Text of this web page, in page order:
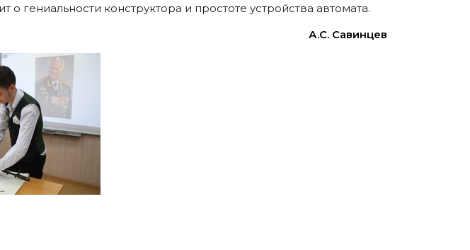
гениальности конструктора и простоте устройства автомата.
А.С. Савинцев